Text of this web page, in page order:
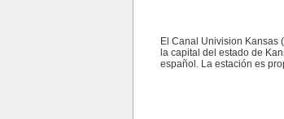
El Canal Univision Kansas
la capital del estado de
español. La estación es